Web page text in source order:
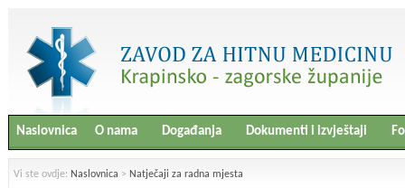
Naslovnica O nama Događanja Dokumenti i izvještaji
Vi ste ovdje: Naslovnica > Natječaji za radna mjesta